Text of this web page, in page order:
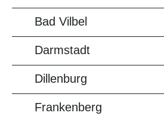
Bad Vilbel
Darmstadt
Dillenburg
Frankenberg